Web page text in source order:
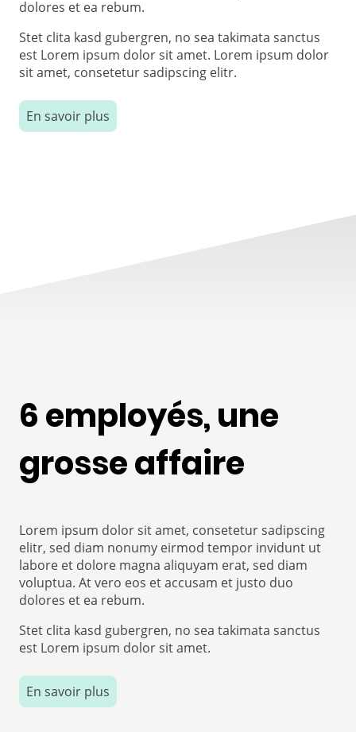
dolores et ea rebum.
Stet clita kasd gubergren, no sea takimata sanctus
est Lorem ipsum dolor sit amet. Lorem ipsum dolor
sit amet, consetetur sadipscing elitr.
En savoir plus
6 employés, une
grosse affaire
Lorem ipsum dolor sit amet, consetetur sadipscing
elitr, sed diam nonumy eirmod tempor invidunt ut
labore et dolore magna aliquyam erat, sed diam
voluptua. At vero eos et accusam et justo duo
dolores et ea rebum.
Stet clita kasd gubergren, no sea takimata sanctus
est Lorem ipsum dolor sit amet.
En savoir plus